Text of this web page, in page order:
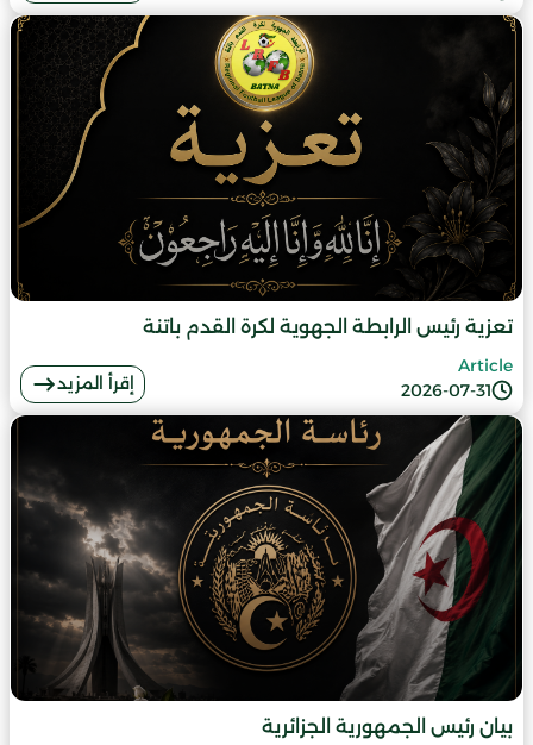
تعزية رئيس الرابطة الجهوية لكرة القدم باتنة
2026-07-31
Article
إقرأ المزيد
بيان رئيس الجمهورية الجزائرية